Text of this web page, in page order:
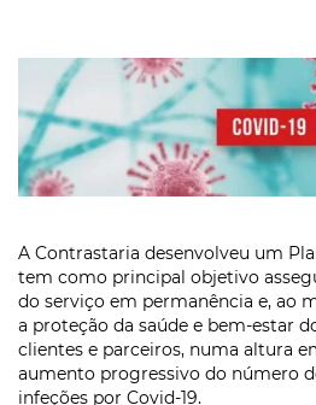
A Contrastaria desenvolveu um
tem como principal objetivo
do serviço em permanência e, ao
a proteção da saúde e bem-estar
clientes e parceiros, numa altura
aumento progressivo do número
infeções por Covid-19.